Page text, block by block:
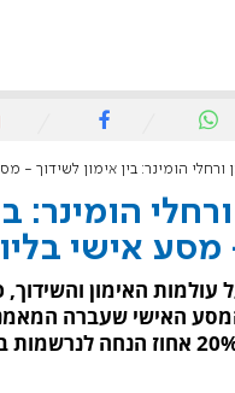
הומינר: בין אימון לשידוך - מסע אישי
הומינר:
מסע אישי
האימון והשידוך,
האישי שעברה